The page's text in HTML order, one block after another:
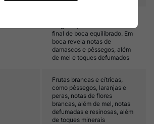
final de boca equilibrado. Em
boca revela notas de
damascos e pêssegos, além
de mel e toques defumados
Frutas brancas e cítricas,
como pêssegos, laranjas e
peras, notas de flores
brancas, além de mel, notas
defumadas e resinosas, além
de toques minerais